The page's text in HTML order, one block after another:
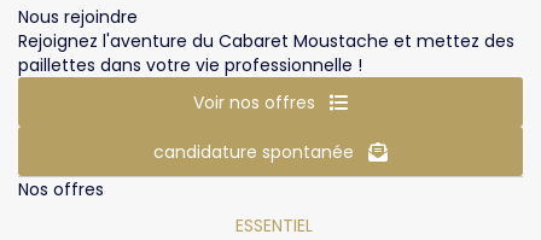
Nous rejoindre
Rejoignez l'aventure du Cabaret Moustache et mettez des
paillettes dans votre vie professionnelle !
Voir nos offres
candidature spontanée
Nos offres
ESSENTIEL